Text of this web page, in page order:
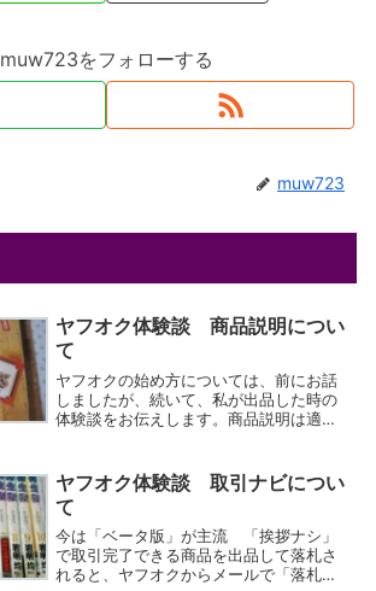
muw723をフォローする
muw723
ヤフオク体験談 商品説明につい
て
ヤフオクの始め方については、前にお話
しましたが、続いて、私が出品した時の
体験談をお伝えします。商品説明は適切
「出品」を押して、必要事項を入力して
いけばOK。以前よりも簡単...
ヤフオク体験談 取引ナビについ
て
今は「ベータ版」が主流 「挨拶ナシ」
で取引完了できる商品を出品して落札さ
れると、ヤフオクからメールで「落札さ